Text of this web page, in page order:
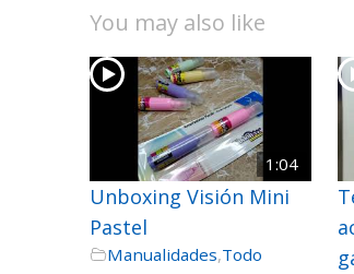
You may also like
1:04
Unboxing Visión Mini
Pastel
Manualidades,Todo